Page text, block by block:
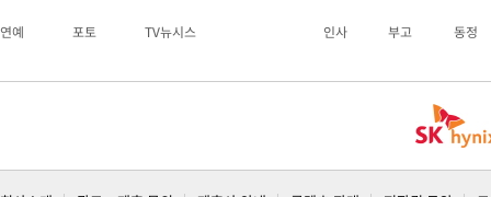
연예 포토 TV뉴시스 인사 부고 동정